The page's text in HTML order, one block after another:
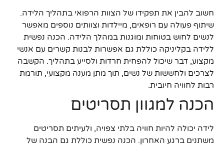
חשוב להבין את תפקידו של הצוות הרפואי בתהליך הלידה.
שיתוף פעולה עם רופאים, מיילדות וצוותים נוספים מאפשר
לנשים לחוש בטוחות ומוגנות במהלך הלידה. הכנה נפשית
ללידה בקליניקה כוללת גם אפשרות לבנות קשרים עם אנשי
מקצוע, דבר שיכול להפחית חרדות ולסייע בתהליך. הקשבה
לצרכים ולחששות של נשים, תוך מתן מענה מקצועי, תורמת
רבות לחוויה חיובית.
הכנה למגוון תסריטים
לידה יכולה להיות חוויה בלתי צפויה, ולעיתים תסריטים
משתנים ברגע האחרון. הכנה נפשית כוללת גם הבנה של